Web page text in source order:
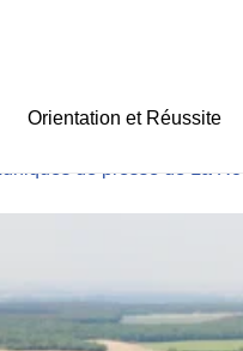
Orientation et Réussite